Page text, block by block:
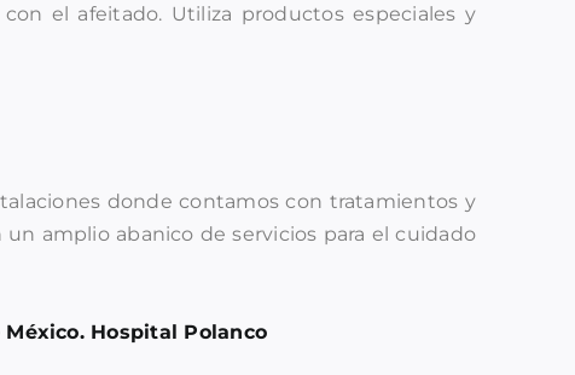
el afeitado. Utiliza productos especiales y
donde contamos con tratamientos y
amplio abanico de servicios para el cuidado
Hospital Polanco